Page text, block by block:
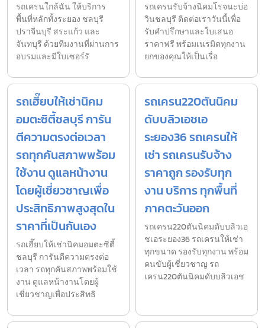
รถเครนใกล้ฉัน ให้บริการ
พื้นที่หลักทั้งระยอง ชลบุรี
ปราจีนบุรี สระแก้ว และ
จันทบุรี ด้วยทีมงานที่ผ่านการ
อบรมและมีใบเซอร์รั
รถเครนรับจ้างนิคมโรจนะบ่อ
วินชลบุรี ติดต่อเราวันนี้เพื่อ
รับคำปรึกษาและใบเสนอ
ราคาฟรี พร้อมเนรมิตทุกงาน
ยกของคุณให้เป็นเรื่อ
รถเฮี๊ยบให้เช่านิคม
อมตะซิตี้ชลบุรี การัน
ตีความตรงต่อเวลา
รถทุกคันสภาพพร้อม
ใช้งาน ดูแลหน้างาน
โดยผู้เชี่ยวชาญเพื่อ
ประสิทธิภาพสูงสุดใน
ราคาที่เป็นกันเอง
รถเฮี๊ยบให้เช่านิคมอมตะซิตี้
ชลบุรี การันตีความตรงต่อ
เวลา รถทุกคันสภาพพร้อมใช้
งาน ดูแลหน้างานโดยผู้
เชี่ยวชาญเพื่อประสิทธิ
รถเครน220ตันนิคม
ดับบลิวเอชเอ
ระยอง36 รถเครนให้
เช่า รถเครนรับจ้าง
ราคาถูก รองรับทุก
งาน บริการ ทุกพื้นที่
ภาคตะวันออก
รถเครน220ตันนิคมดับบลิวเอ
ชเอระยอง36 รถเครนให้เช่า
ทุกขนาด รองรับทุกงาน พร้อม
คนขับผู้เชี่ยวชาญ รถ
เครน220ตันนิคมดับบลิวเอช